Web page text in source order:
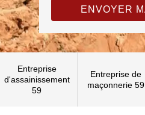
Entreprise
d'assainissement
59
Entreprise de
maçonnerie 59